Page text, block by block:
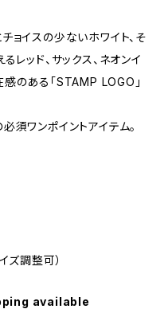
ョイスの少ないホワイト、そ
レッド、サックス、ネオンイ
のある「STAMP LOGO」
須ワンポイントアイテム。
ズ調整可）
available